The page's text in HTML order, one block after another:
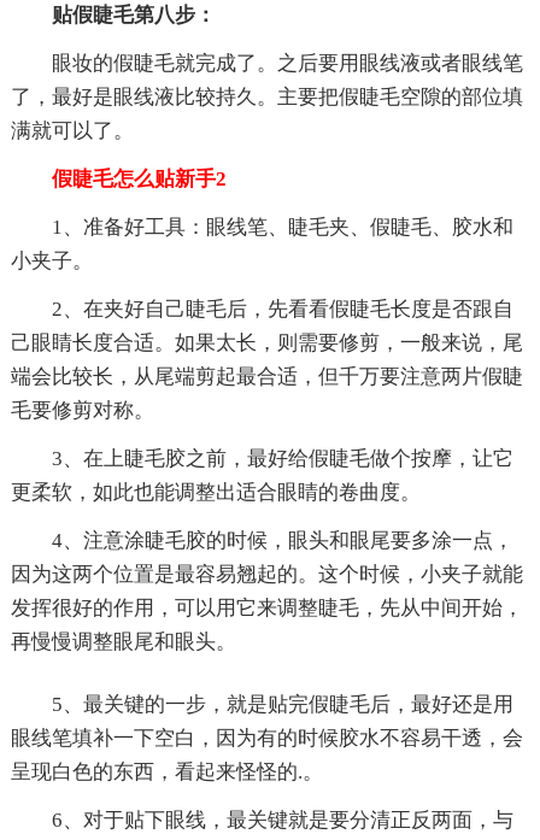
贴假睫毛第八步：
眼妆的假睫毛就完成了。之后要用眼线液或者眼线笔
了，最好是眼线液比较持久。主要把假睫毛空隙的部位填
满就可以了。
假睫毛怎么贴新手2
1、准备好工具：眼线笔、睫毛夹、假睫毛、胶水和
小夹子。
2、在夹好自己睫毛后，先看看假睫毛长度是否跟自
己眼睛长度合适。如果太长，则需要修剪，一般来说，尾
端会比较长，从尾端剪起最合适，但千万要注意两片假睫
毛要修剪对称。
3、在上睫毛胶之前，最好给假睫毛做个按摩，让它
更柔软，如此也能调整出适合眼睛的卷曲度。
4、注意涂睫毛胶的时候，眼头和眼尾要多涂一点，
因为这两个位置是最容易翘起的。这个时候，小夹子就能
发挥很好的作用，可以用它来调整睫毛，先从中间开始，
再慢慢调整眼尾和眼头。
5、最关键的一步，就是贴完假睫毛后，最好还是用
眼线笔填补一下空白，因为有的时候胶水不容易干透，会
呈现白色的东西，看起来怪怪的.。
6、对于贴下眼线，最关键就是要分清正反两面，与